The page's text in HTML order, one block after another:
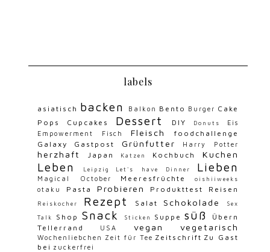
labels
asiatisch backen Balkon Bento Burger Cake
Pops
Cupcakes Dessert DIY Donuts
Eis
Empowerment
Fisch Fleisch
foodchallenge
Galaxy
Gastpost Grünfutter Harry Potter
herzhaft Japan Katzen Kochbuch Kuchen
Leben Leipzig Let's have Dinner Lieben
Magical October Meeresfrüchte oishiiweeks
otaku Pasta Probieren Produkttest Reisen
Reiskocher Rezept Salat Schokolade Sex
Talk Shop Snack Sticken Suppe süß
Übern
Tellerrand
USA vegan vegetarisch
Wochenliebchen Zeit für Tee Zeitschrift Zu Gast
bei zuckerfrei